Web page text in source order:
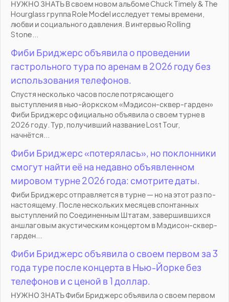
НУЖНО ЗНАТЬ В своем новом альбоме Chuck Timely & The
Hourglass группа Role Model исследует темы времени,
любви и социального давления. В интервью Rolling
Stone...
Фиби Бриджерс объявила о проведении
гастрольного тура по аренам в 2026 году без
использования телефонов.
Спустя несколько часов после потрясающего
выступления в нью-йоркском «Мэдисон-сквер-гарден»
Фиби Бриджерс официально объявила о своем турне в
2026 году. Тур, получивший название Lost Tour,
начнётся...
Фиби Бриджерс «потерялась», но поклонники
смогут найти её на недавно объявленном
мировом турне 2026 года: смотрите даты.
Фиби Бриджерс отправляется в турне — но на этот раз по-
настоящему. После нескольких месяцев спонтанных
выступлений по Соединенным Штатам, завершившихся
аншлаговым акустическим концертом в Мэдисон-сквер-
гарден...
Фиби Бриджерс объявила о своем первом за 3
года туре после концерта в Нью-Йорке без
телефонов и с ценой в 1 доллар.
НУЖНО ЗНАТЬ Фиби Бриджерс объявила о своем первом